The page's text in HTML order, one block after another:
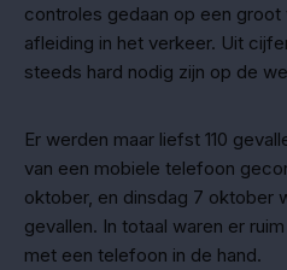
controles gedaan op een
afleiding in het verkeer. Uit
steeds hard nodig zijn op de
Er werden maar liefst 110
van een mobiele telefoon
oktober, en dinsdag 7 oktober
gevallen. In totaal waren er
met een telefoon in de hand.